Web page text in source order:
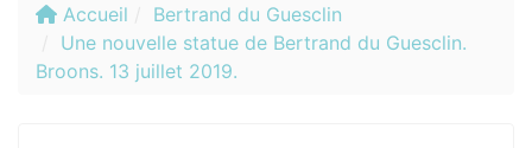
Accueil
Bertrand du Guesclin
Une nouvelle statue de Bertrand du Guesclin.
Broons. 13 juillet 2019.